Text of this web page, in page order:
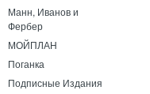
Манн, Иванов и
Фербер
МОЙПЛАН
Поганка
Подписные Издания